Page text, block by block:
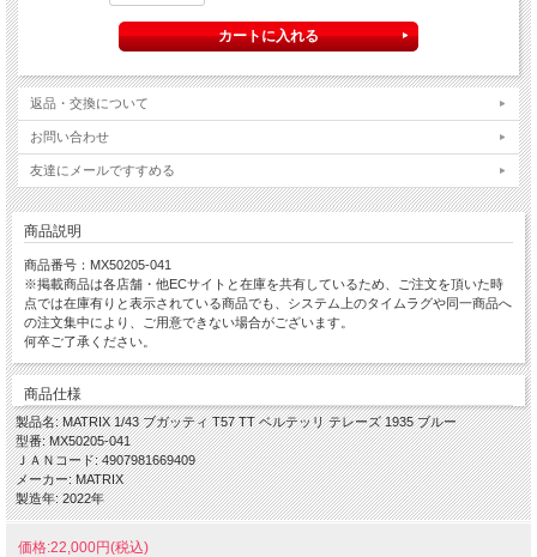
返品・交換について
お問い合わせ
友達にメールですすめる
商品説明
商品番号：MX50205-041
※掲載商品は各店舗・他ECサイトと在庫を共有しているため、ご注文を頂いた時
点では在庫有りと表示されている商品でも、システム上のタイムラグや同一商品へ
の注文集中により、ご用意できない場合がございます。
何卒ご了承ください。
商品仕様
製品名: MATRIX 1/43 ブガッティ T57 TT ベルテッリ テレーズ 1935 ブルー
型番: MX50205-041
ＪＡＮコード: 4907981669409
メーカー: MATRIX
製造年: 2022年
価格:22,000円(税込)